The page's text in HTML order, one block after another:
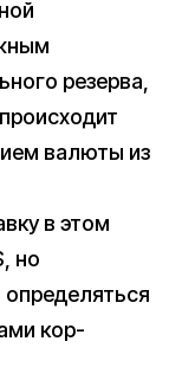
резерва,
валюты из
в этом
но
кор-